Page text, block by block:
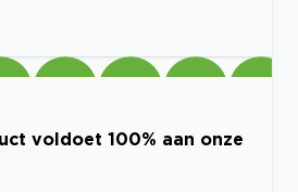
voldoet 100% aan onze